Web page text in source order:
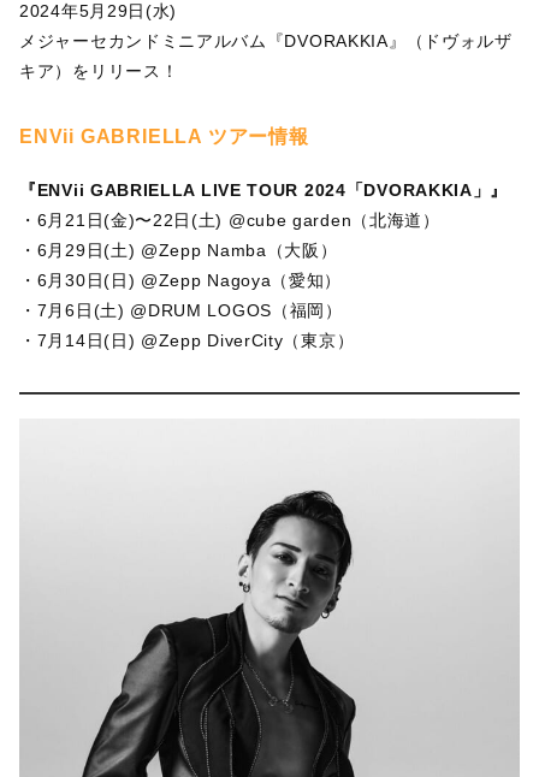
2024年5月29日(水)
メジャーセカンドミニアルバム『DVORAKKIA』（ドヴォルザ
キア）をリリース！
ENVii GABRIELLA ツアー情報
『ENVii GABRIELLA LIVE TOUR 2024「DVORAKKIA」』
・6月21日(金)〜22日(土) @cube garden（北海道）
・6月29日(土) @Zepp Namba（大阪）
・6月30日(日) @Zepp Nagoya（愛知）
・7月6日(土) @DRUM LOGOS（福岡）
・7月14日(日) @Zepp DiverCity（東京）